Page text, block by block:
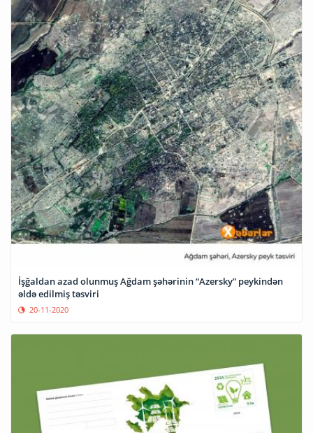
İşğaldan azad olunmuş Ağdam şəhərinin “Azersky” peykindən
əldə edilmiş təsviri
20-11-2020